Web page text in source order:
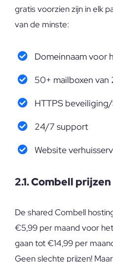
gratis voorzien zijn in elk
van de minste:
Domeinnaam voor
50+ mailboxen van
HTTPS
24/7 support
Website
2.1. Combell prijzen
De shared Combell
€5,99 per maand voor
gaan tot €14,99 per
Geen slechte prijzen!